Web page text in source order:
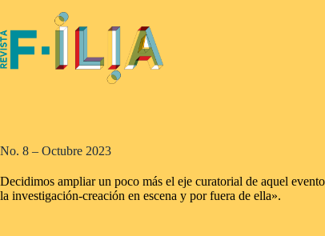
contenido
No. 8 – Octubre 2023
Decidimos ampliar un poco más el eje curatorial de aquel
la investigación-creación en escena y por fuera de ella».